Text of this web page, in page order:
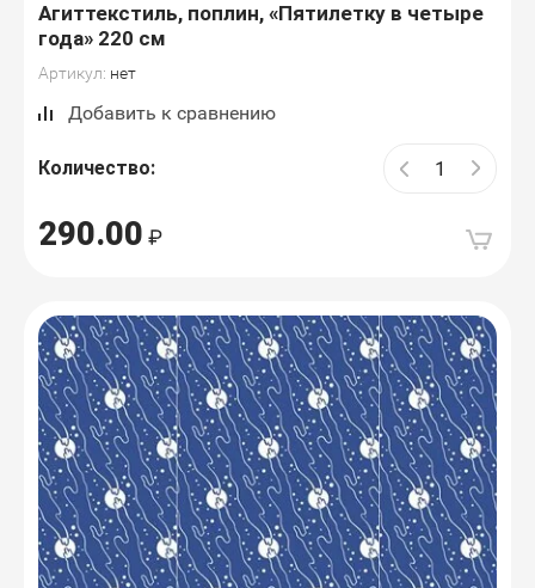
Агиттекстиль, поплин, «Пятилетку в четыре
года» 220 см
Артикул: нет
Добавить к сравнению
Количество:
290.00